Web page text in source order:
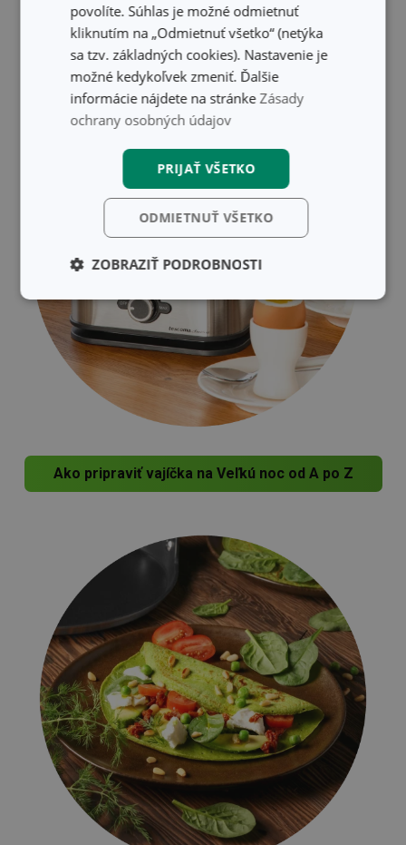
Tradičné veľkonočné pečivo
Ako pripraviť vajíčka na Veľkú noc od A po Z
povolíte. Súhlas je možné odmietnuť
kliknutím na „Odmietnuť všetko“ (netýka
sa tzv. základných cookies). Nastavenie je
možné kedykoľvek zmeniť. Ďalšie
informácie nájdete na stránke Zásady
ochrany osobných údajov
PRIJAŤ VŠETKO
ODMIETNUŤ VŠETKO
ZOBRAZIŤ PODROBNOSTI
Základné
(funkčné) cookies
Analytické a
preferenčné
cookies
Marketingové
cookies
Funkčné súbory
Základné (funkčné) cookies
Analytické a preferenčné cookies
Marketingové cookies
Funkčné súbory
Nevyhnutne potrebné súbory cookie umožňujú
základné funkcie webovej lokality, ako prihlásenie
používateľa a správa účtu. Webová lokalita sa nedá
správne používať bez nevyhnutne potrebných
súborov cookie.
Názov
Poskytovateľ/
Doména
Uplynutie
platnosti
receive-cookie-deprecation
.doubleclick.net
4 mesiace
4 týždne